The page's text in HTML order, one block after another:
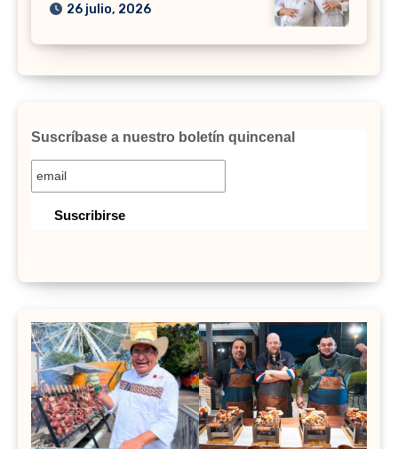
26 julio, 2026
Suscríbase a nuestro boletín quincenal